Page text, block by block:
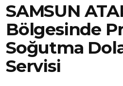
SAMSUN
Bölgesinde
Soğutma
Servisi